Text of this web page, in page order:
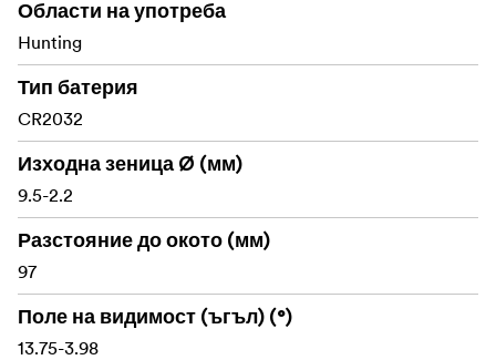
34-милиметрова еднокомпонентна тръба от
алуминий 6061-T6
Ретикула FAR2 в първата фокална равнина
Ретикула MRAD, гравирана върху стъклото
11-степенно осветление с позиции за изключване
и автоматично включване при движение
Японско ED стъкло
UHD лещи с пълно многослойно покритие
Заключващи се състезателни кули с 3 оборота и
Области на употреба
Hunting
Тип батерия
CR2032
Изходна зеница Ø (мм)
9.5-2.2
Разстояние до окото (мм)
97
Поле на видимост (ъгъл) (°)
13.75-3.98